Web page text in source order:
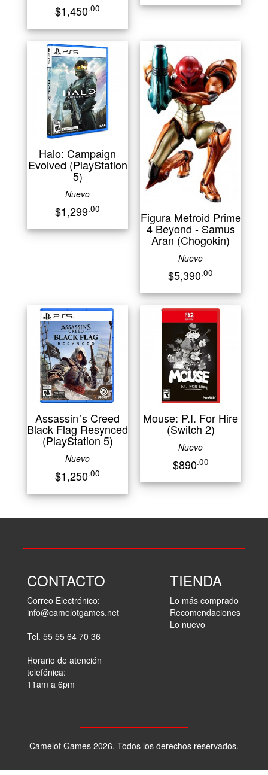
$1,450.00
Halo: Campaign
Evolved (PlayStation
5)
Nuevo
$1,299.00
Figura Metroid Prime
4 Beyond - Samus
Aran (Chogokin)
Nuevo
$5,390.00
Assassin´s Creed
Black Flag Resynced
(PlayStation 5)
Nuevo
$1,250.00
Mouse: P.I. For Hire
(Switch 2)
Nuevo
$890.00
CONTACTO
Correo Electrónico:
info@camelotgames.net
Tel. 55 55 64 70 36
Horario de atención
telefónica:
11am a 6pm
TIENDA
Lo más comprado
Recomendaciones
Lo nuevo
Camelot Games 2026. Todos los derechos reservados.